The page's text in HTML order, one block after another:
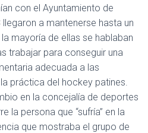
con el Ayuntamiento de
a mantenerse hasta un
mayoría de ellas se hablaban
trabajar para conseguir una
adecuada a las
práctica del hockey patines.
en la concejalía de deportes
la persona que “sufría” en la
que mostraba el grupo de